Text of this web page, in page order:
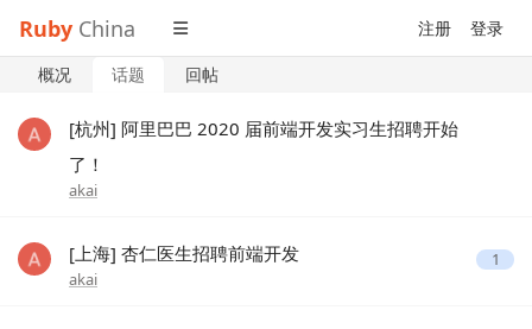
Ruby China 注册 登录
概况 话题 回帖
[杭州] 阿里巴巴 2020 届前端开发实习生招聘开始
了！
akai
[上海] 杏仁医生招聘前端开发
akai
1